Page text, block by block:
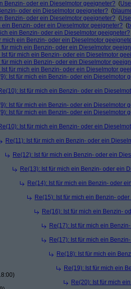
Benzin- oder ein Dieselmotor geeigneter? (
oder ein Dieselmotor geeigneter? (
Benzin- oder ein Dieselmotor geeigneter? (
ein Benzin- oder ein Dieselmotor geeigneter? (
ein Benzin- oder ein Dieselmotor geeigneter?
mich ein Benzin- oder ein Dieselmotor
für mich ein Benzin- oder ein Dieselmotor
Ist für mich ein Benzin- oder ein Dieselmotor
für mich ein Benzin- oder ein Dieselmotor
Ist für mich ein Benzin- oder ein Dieselmotor
Ist für mich ein Benzin- oder ein Dieselmotor
Ist für mich ein Benzin- oder ein
Ist für mich ein Benzin- oder ein Dieselmotor
Ist für mich ein Benzin- oder ein Dieselmotor
Ist für mich ein Benzin- oder ein
Re(11): Ist für mich ein Benzin- oder ein
Re(12): Ist für mich ein Benzin- oder ein
Re(13): Ist für mich ein Benzin- oder ein
Re(14): Ist für mich ein Benzin- oder
Re(15): Ist für mich ein Benzin-
Re(16): Ist für mich ein Benzin-
Re(17): Ist für mich ein
Re(17): Ist für mich ein
Re(18): Ist für mich ein
Re(19): Ist für mich ein
Re(20): Ist für mich